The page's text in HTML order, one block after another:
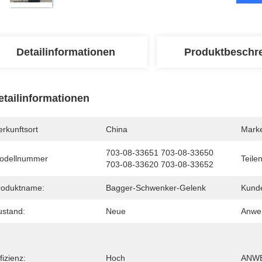
Detailinformationen
China
703-08-33651 703-08-33650
703-08-33620 703-08-33652
Bagger-Schwenker-Gelenk
Neue
Hoch